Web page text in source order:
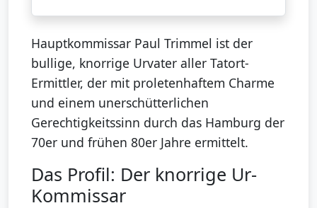
Hauptkommissar Paul Trimmel ist der
bullige, knorrige Urvater aller Tatort-
Ermittler, der mit proletenhaftem Charme
und einem unerschütterlichen
Gerechtigkeitssinn durch das Hamburg der
70er und frühen 80er Jahre ermittelt.
Das Profil: Der knorrige Ur-
Kommissar